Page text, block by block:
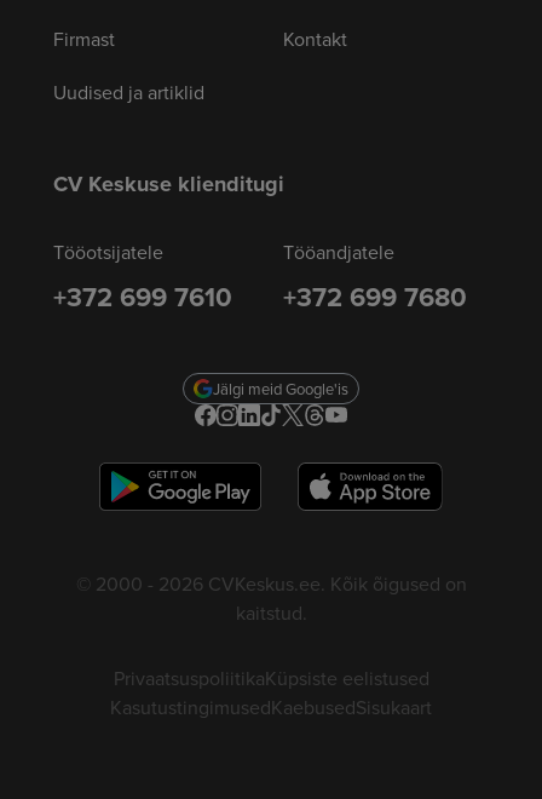
Firmast
Uudised ja artiklid
Kontakt
CV Keskuse klienditugi
Tööotsijatele
+372 699 7610
Tööandjatele
+372 699 7680
Jälgi meid Google'is
© 2000 - 2026 CVKeskus.ee. Kõik õigused on
kaitstud.
PrivaatsuspoliitikaKüpsiste eelistused
KasutustingimusedKaebusedSisukaart